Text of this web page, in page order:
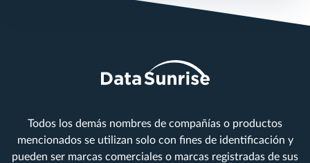
Todos los demás nombres de compañías o productos
mencionados se utilizan solo con fines de identificación y
pueden ser marcas comerciales o marcas registradas de sus